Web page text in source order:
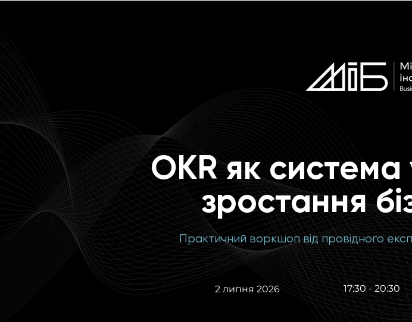
OKR як
зростання
Практичний воркшопвід провідного
2 липня 2026 17:30 - 20:30